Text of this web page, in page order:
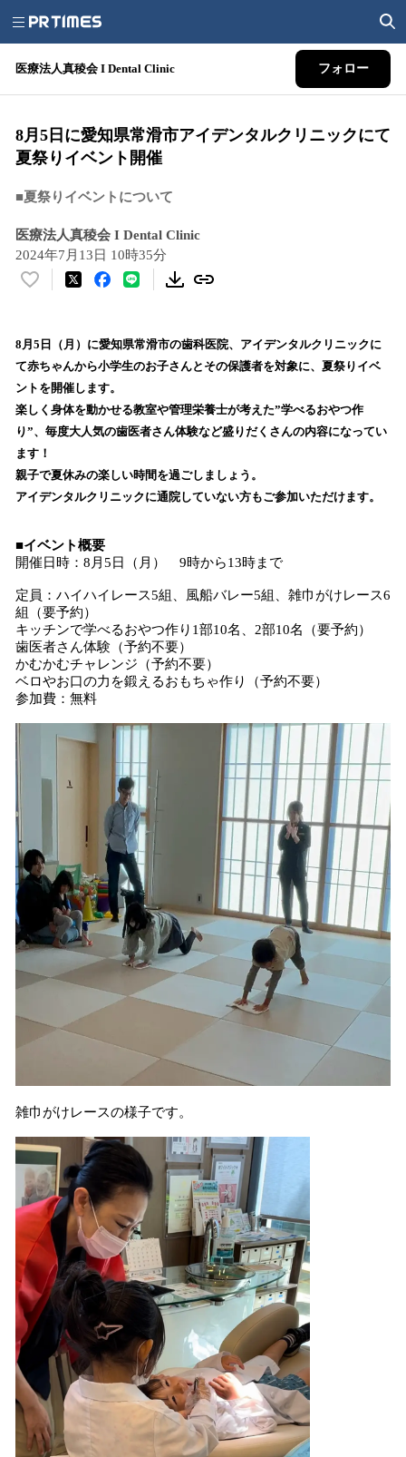
医療法人真稜会 I Dental Clinic フォロー
8月5日に愛知県常滑市アイデンタルクリニックにて
夏祭りイベント開催
■夏祭りイベントについて
医療法人真稜会 I Dental Clinic
2024年7月13日 10時35分
い
！
数
を
読
込
み
中
で
8月5日（月）に愛知県常滑市の歯科医院、アイデンタルクリニックに
て赤ちゃんから小学生のお子さんとその保護者を対象に、夏祭りイベ
ントを開催します。
楽しく身体を動かせる教室や管理栄養士が考えた”学べるおやつ作
り”、毎度大人気の歯医者さん体験など盛りだくさんの内容になってい
ます！
親子で夏休みの楽しい時間を過ごしましょう。
アイデンタルクリニックに通院していない方もご参加いただけます。
■イベント概要
開催日時：8月5日（月） 9時から13時まで
定員：ハイハイレース5組、風船バレー5組、雑巾がけレース6
組（要予約）
キッチンで学べるおやつ作り1部10名、2部10名（要予約）
歯医者さん体験（予約不要）
かむかむチャレンジ（予約不要）
ベロやお口の力を鍛えるおもちゃ作り（予約不要）
参加費：無料
雑巾がけレースの様子です。